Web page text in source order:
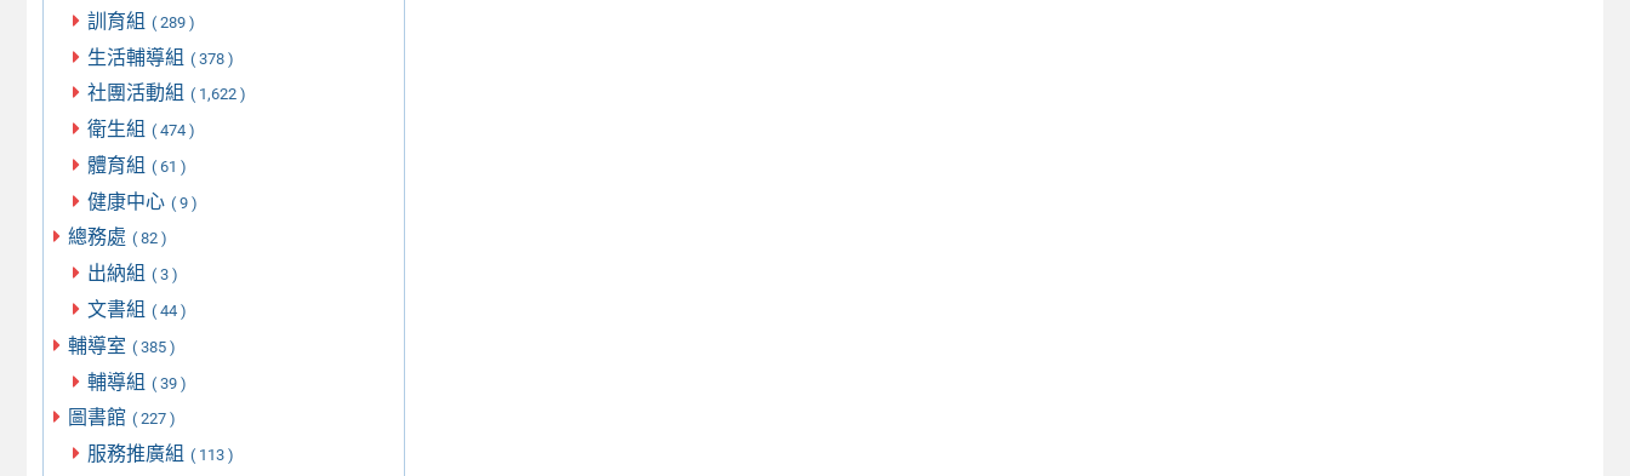
訓育組 ( 289 )
生活輔導組 ( 378 )
社團活動組 ( 1,622 )
衛生組 ( 474 )
體育組 ( 61 )
健康中心 ( 9 )
總務處 ( 82 )
出納組 ( 3 )
文書組 ( 44 )
輔導室 ( 385 )
輔導組 ( 39 )
圖書館 ( 227 )
服務推廣組 ( 113 )